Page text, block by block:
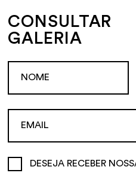
CONSULTAR
GALERIA
DESEJA RECEBER